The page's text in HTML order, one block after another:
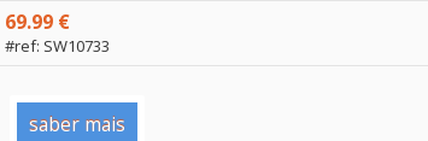
69.99 €
#ref: SW10733
saber mais